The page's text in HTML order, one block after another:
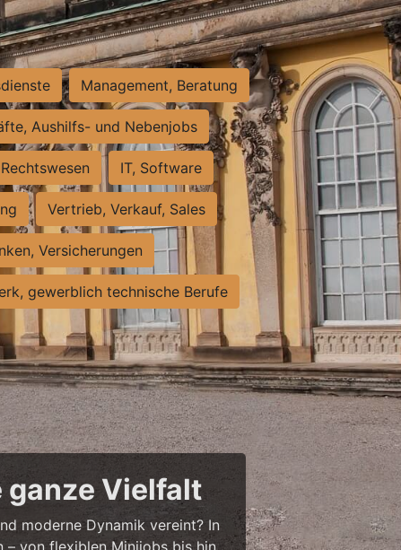
Management, Beratung
Aushilfs- und Nebenjobs
Rechtswesen IT, Software
Vertrieb, Verkauf, Sales
Versicherungen
gewerblich technische Berufe
ganze Vielfalt
moderne Dynamik vereint? In